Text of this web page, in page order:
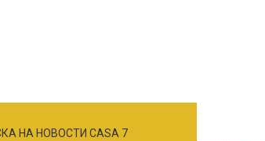
НА НОВОСТИ CASA 7